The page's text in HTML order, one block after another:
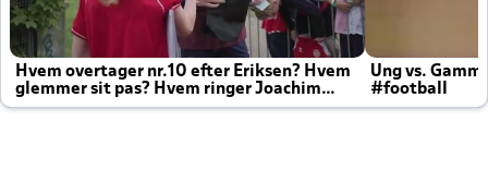
Hvem overtager nr.10 efter Eriksen? Hvem
glemmer sit pas? Hvem ringer Joachim
altid til efter kampe?
Ung vs.
#football